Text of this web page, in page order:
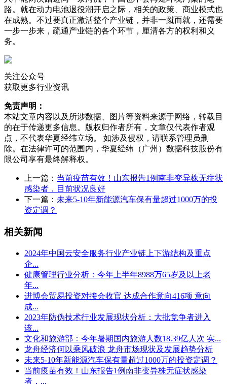
路。就在动力电池退役潮开启之际，相关的政策、商业模式也
在成熟。不过要真正激活整个产业链，并非一蹴而就，还需要
一步一步来，疏通产业链的各个环节，厘清各方的权利和义
务。
关注公众号
获取更多行业资讯
免责声明：
本站文章内容以及所涉数据、图片等资料来源于网络，转载目
的在于传递更多信息。版权归作者所有，文章仅代表作者观
点，不代表华夏经纬立场。 如涉及侵权，请联系管理员删
除。在法律许可的范围内，华夏经纬（广州）数据科技股份有
限公司享有最终解释权。
上一篇： 当前疫苗有效！山东报告1例南非变异株无症状
感染者，目前状况良好
下一篇： 未来5-10年新能源汽车保有量超过1000万的投
资定调？
相关新闻
2024年中国云安全服务行业产业链上下游结构及重点
企...
健康管理行业分析：今年上半年8988万65岁及以上老
年...
进博会贸易投资对接会收官 达成合作意向416项 意向
成...
2023年防伪技术行业发展现状分析：大批竞争者进入
该...
文化和旅游部：今年暑期国内旅游人数18.39亿人次 实...
龙舟经济何以乘风破浪 龙舟市场现状及发展趋势分析
未来5-10年新能源汽车保有量超过1000万的投资定调？
当前疫苗有效！山东报告1例南非变异株无症状感染
者，...